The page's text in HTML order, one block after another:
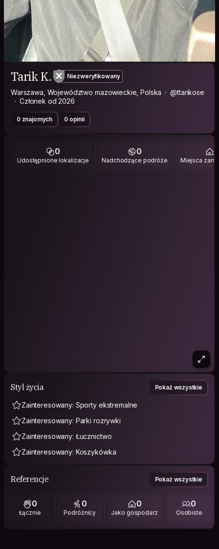
Tarik K. Niezweryfikowany
Warszawa, Województwo mazowieckie, Polska
@ttarikose
Członek od 2026
0 znajomych 0 opinii
0
Udostępnione lokalizacje
0
Nadchodzące podróże Miejsca
Styl życia Pokaż wszystkie
Zainteresowany: Sporty ekstremalne
Zainteresowany: Parki rozrywki
Zainteresowany: Łucznictwo
Zainteresowany: Koszykówka
Referencje Pokaż wszystkie
0
Łącznie
0
Podróżnicy
0
Jako gospodarz
0
Osobiste